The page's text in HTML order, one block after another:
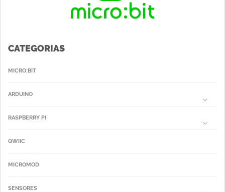
CATEGORIAS
MICRO:BIT
ARDUINO
RASPBERRY PI
QWIIC
MICROMOD
SENSORES